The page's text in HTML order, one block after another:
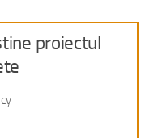
proiectul